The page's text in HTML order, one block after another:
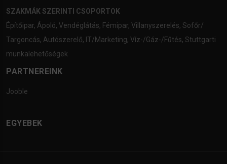
SZAKMÁK SZERINTI CSOPORTOK
Építőipar, Ápoló, Vendéglátás, Fémipar, Villanyszerelés, Sofőr/
Targoncás, Autószerelő, IT/Marketing, Víz-/Gáz-/Fűtés, Stuttgarti
munkalehetőségek
PARTNEREINK
Jooble
EGYEBEK